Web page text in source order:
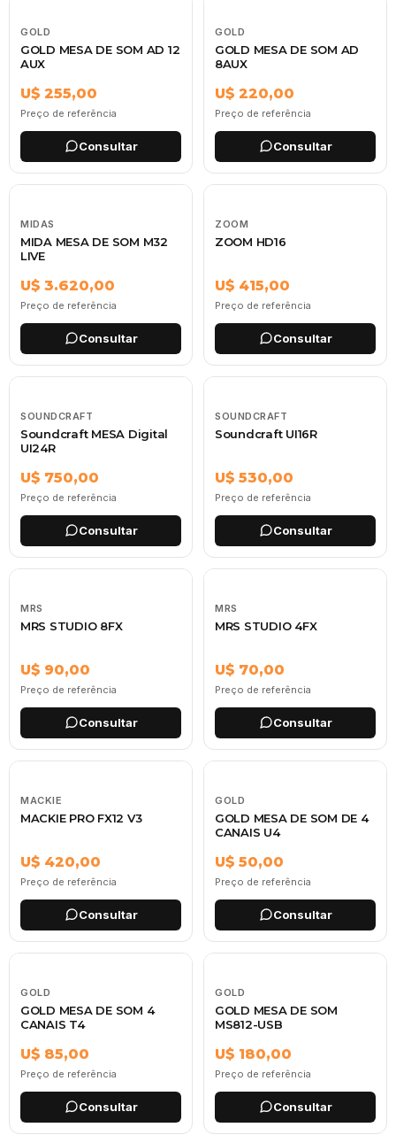
GOLD
GOLD MESA DE SOM AD 12
AUX
U$ 255,00
Preço de referência
Consultar
GOLD
GOLD MESA DE SOM AD
8AUX
U$ 220,00
Preço de referência
Consultar
MIDAS
MIDA MESA DE SOM M32
LIVE
U$ 3.620,00
Preço de referência
Consultar
ZOOM
ZOOM HD16
U$ 415,00
Preço de referência
Consultar
SOUNDCRAFT
Soundcraft MESA Digital
UI24R
U$ 750,00
Preço de referência
Consultar
SOUNDCRAFT
Soundcraft UI16R
U$ 530,00
Preço de referência
Consultar
MRS
MRS STUDIO 8FX
U$ 90,00
Preço de referência
Consultar
MRS
MRS STUDIO 4FX
U$ 70,00
Preço de referência
Consultar
MACKIE
MACKIE PRO FX12 V3
U$ 420,00
Preço de referência
Consultar
GOLD
GOLD MESA DE SOM DE 4
CANAIS U4
U$ 50,00
Preço de referência
Consultar
GOLD
GOLD MESA DE SOM 4
CANAIS T4
U$ 85,00
Preço de referência
Consultar
GOLD
GOLD MESA DE SOM
MS812-USB
U$ 180,00
Preço de referência
Consultar